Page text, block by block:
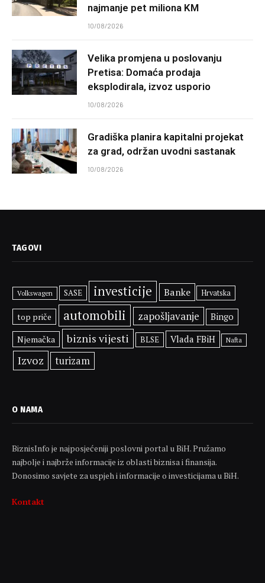
najmanje pet miliona KM
10/08/2026
Velika promjena u poslovanju
Pretisa: Domaća prodaja
eksplodirala, izvoz usporio
10/08/2026
Gradiška planira kapitalni projekat
za grad, održan uvodni sastanak
10/08/2026
TAGOVI
Volkswagen SASE investicije Banke Hrvatska
top priče automobili zapošljavanje
Bingo
Njemačka
biznis vijesti BLSE Vlada FBiH Nafta
Izvoz turizam
O NAMA
BiznisInfo je najposjećeniji poslovni portal u BiH. Pružamo
najbolje i najbrže informacije iz oblasti biznisa i finansija.
Donosimo savjete za uspjeh i informacije o investicijama u BiH.
Kontakt